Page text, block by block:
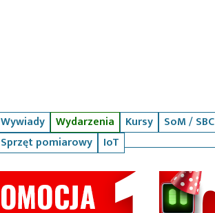
Wywiady Wydarzenia Kursy SoM / SBC
Sprzęt pomiarowy
IoT